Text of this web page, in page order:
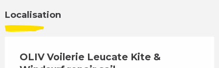
Localisation
OLIV Voilerie Leucate Kite &